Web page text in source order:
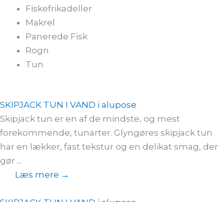
Fiskefrikadeller
Makrel
Panerede Fisk
Rogn
Tun
SKIPJACK TUN I VAND i alupose
Skipjack tun er en af de mindste, og mest
forekommende, tunarter. Glyngøres skipjack tun
har en lækker, fast tekstur og en delikat smag, der
gør ...
Læs mere →